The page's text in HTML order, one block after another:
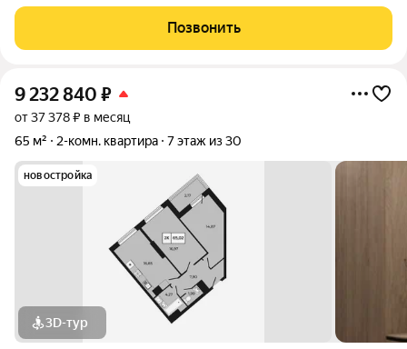
Шолохова 211/3. Дом расположен прямо у Можайской рощи
Позвонить
9 232 840 ₽
от 37 378 ₽ в месяц
65 м²
2-комн. квартира 7 этаж из 30
новостройка
3D-тур